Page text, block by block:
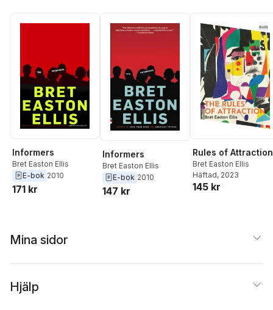
Informers
Bret Easton Ellis
E-bok 2010
171 kr
Informers
Bret Easton Ellis
E-bok 2010
147 kr
Rules of Attraction
Bret Easton Ellis
Häftad, 2023
145 kr
Mina sidor
Hjälp